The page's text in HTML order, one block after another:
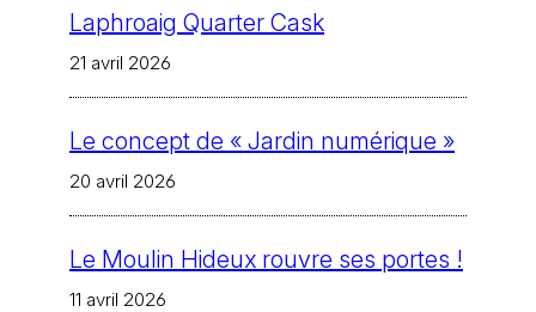
Laphroaig Quarter Cask
21 avril 2026
Le concept de « Jardin numérique »
20 avril 2026
Le Moulin Hideux rouvre ses portes !
11 avril 2026